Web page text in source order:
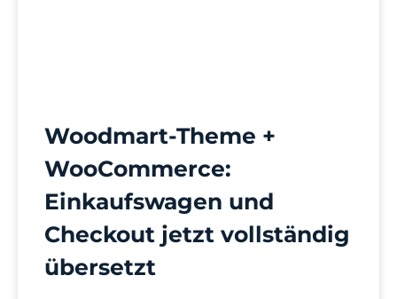
Woodmart-Theme +
WooCommerce:
Einkaufswagen und
Checkout jetzt vollständig
übersetzt